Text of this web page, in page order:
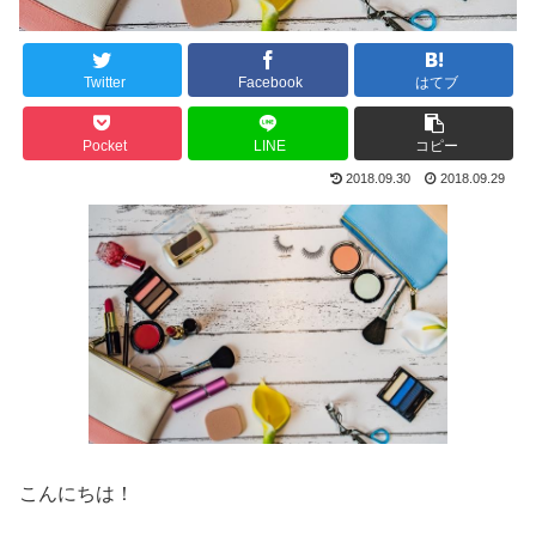
Twitter Facebook はてブ
Pocket LINE コピー
2018.09.30 2018.09.29
こんにちは！